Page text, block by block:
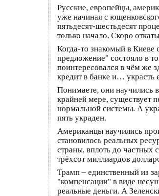
Русские, европейцы,
уже начиная с
пятьдесят-шестьдесят
только начало. Скоро
Когда-то знакомый в Киеве
предложение" состояло в
поинтересовался в чём же
кредит в банке и… украсть
Понимаете, они научились
крайней мере, существует
нормальной системы. А
пять украден.
Американцы научились
становилось реальных
страны, вплоть до частных
трёхсот миллиардов
Трамп – единственный из
"компенсации" в виде
реальные деньги. А